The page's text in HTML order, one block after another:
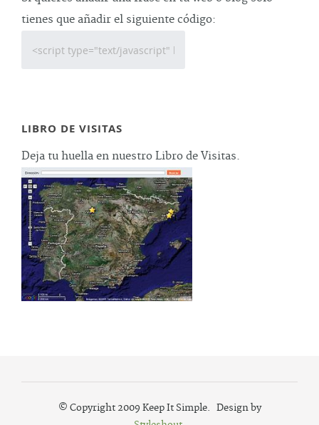
tienes que añadir el siguiente código:
LIBRO DE VISITAS
Deja tu huella en nuestro Libro de Visitas.
© Copyright 2009 Keep It Simple. Design by